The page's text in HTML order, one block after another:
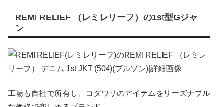
REMI RELIEF （レミレリーフ）の1st型Gジャ
ン
工場も自社で所有し、コダワリのアイテムをリーズナブル